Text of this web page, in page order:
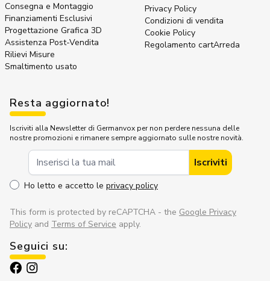
Consegna e Montaggio
Finanziamenti Esclusivi
Progettazione Grafica 3D
Assistenza Post-Vendita
Rilievi Misure
Smaltimento usato
Privacy Policy
Condizioni di vendita
Cookie Policy
Regolamento cartArreda
Resta aggiornato!
Iscriviti alla Newsletter di Germanvox per non perdere nessuna delle
nostre promozioni e rimanere sempre aggiornato sulle nostre novità.
Iscriviti
Ho letto e accetto le privacy policy
This form is protected by reCAPTCHA - the Google Privacy
Policy and Terms of Service apply.
Seguici su: